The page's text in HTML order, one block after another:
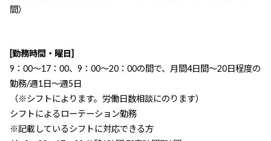
間）
[勤務時間・曜日]
9：00～17：00、9：00～20：00の間で、月間4日間～20日程度の
勤務/週1日～週5日
（※シフトによります。労働日数相談にのります）
シフトによるローテーション勤務
※記載しているシフトに対応できる方